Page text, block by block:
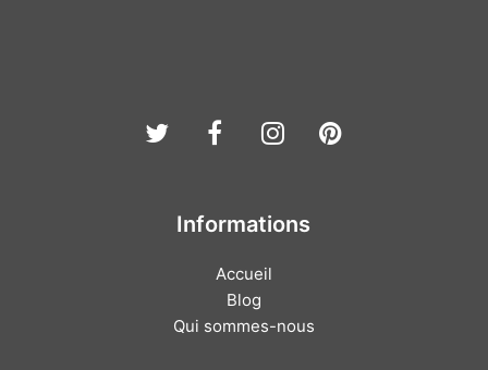
TwitterFacebook
Instagram
Pinterest
Informations
Accueil
Blog
Qui sommes-nous